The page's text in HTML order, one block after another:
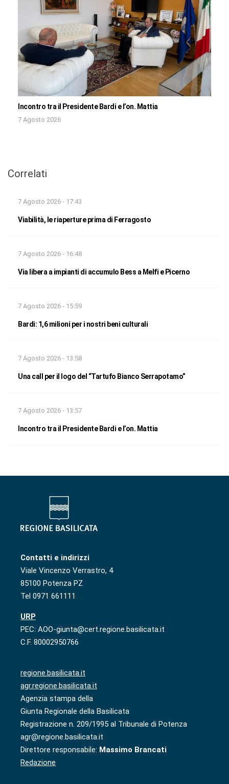
Incontro tra il Presidente Bardi e l’on. Mattia
7 Agosto 2026
Correlati
7 Agosto 2026 - 17:43
Viabilità, le riaperture prima di Ferragosto
7 Agosto 2026 - 16:48
Via libera a impianti di accumulo Bess a Melfi e Picerno
7 Agosto 2026 - 15:59
Bardi: 1,6 milioni per i nostri beni culturali
7 Agosto 2026 - 13:58
Una call per il logo del “Tartufo Bianco Serrapotamo”
7 Agosto 2026 - 13:57
Incontro tra il Presidente Bardi e l’on. Mattia
Contatti e indirizzi
Viale Vincenzo Verrastro, 4
85100 Potenza PZ
Tel 0971 661111
URP
PEC: AOO-giunta@cert.regione.basilicata.it
C.F. 80002950766
regione.basilicata.it
agr.regione.basilicata.it
Agenzia stampa della
Giunta Regionale della Basilicata
Registrazione n. 209/1995 al Tribunale di Potenza
agr@regione.basilicata.it
Direttore responsabile: Massimo Brancati
Redazione